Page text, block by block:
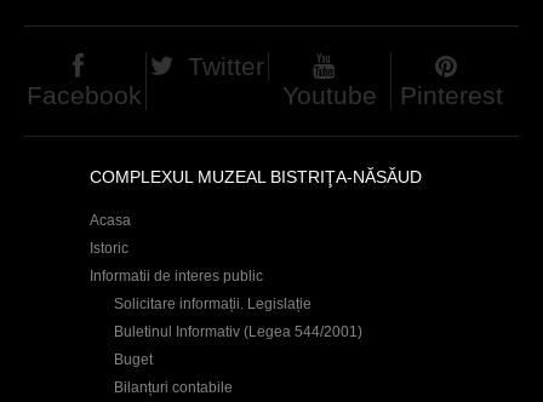
Facebook
Twitter
Youtube
Pinterest
COMPLEXUL MUZEAL BISTRIŢA-NĂSĂUD
Acasa
Istoric
Informatii de interes public
Solicitare informații. Legislație
Buletinul Informativ (Legea 544/2001)
Buget
Bilanțuri contabile